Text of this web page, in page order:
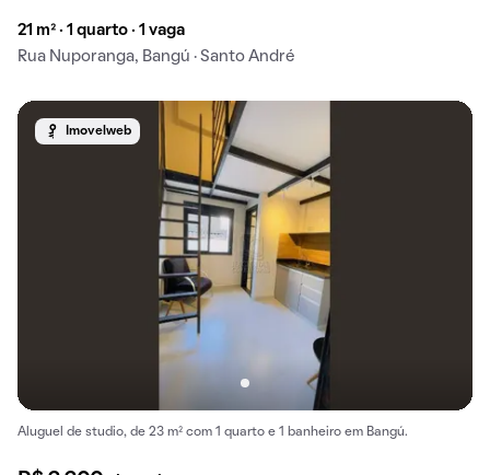
21 m² · 1 quarto · 1 vaga
Rua Nuporanga, Bangú · Santo André
Imovelweb
Aluguel de studio, de 23 m² com 1 quarto e 1 banheiro em Bangú.